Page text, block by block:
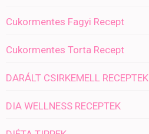
Cukormentes Fagyi Recept
Cukormentes Torta Recept
DARÁLT CSIRKEMELL RECEPTEK
DIA WELLNESS RECEPTEK